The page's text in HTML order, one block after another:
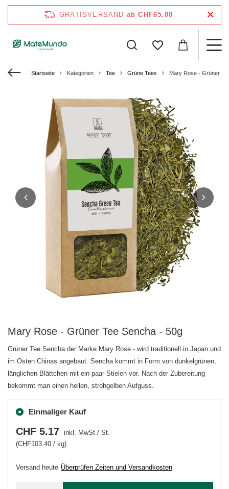
GRATISVERSAND ab CHF65.00
Startseite Kategorien Tee Grüne Tees Mary Rose - Grüner
Mary Rose - Grüner Tee Sencha - 50g
Grüner Tee Sencha der Marke Mary Rose - wird traditionell in Japan und
im Osten Chinas angebaut. Sencha kommt in Form von dunkelgrünen,
länglichen Blättchen mit ein paar Stielen vor. Nach der Zubereitung
bekommt man einen hellen, strohgelben Aufguss.
Einmaliger Kauf
Versand heute Überprüfen Zeiten und Versandkosten
CHF 5.17 inkl. MwSt / St.
(CHF103.40 / kg)